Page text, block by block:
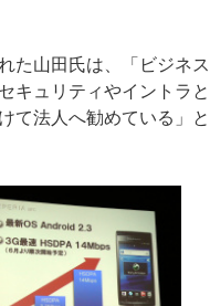
た山田氏は、「ビジネス
キュリティやイントラと
て法人へ勧めている」と